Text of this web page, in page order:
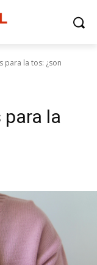
para la tos: ¿son
la